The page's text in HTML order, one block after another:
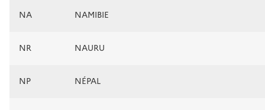
NA NAMIBIE
NR NAURU
NP NÉPAL